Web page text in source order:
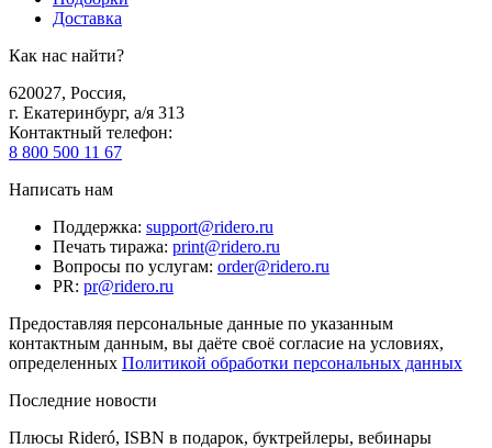
Доставка
Как нас найти?
620027, Россия,
г. Екатеринбург, а/я 313
Контактный телефон:
8 800 500 11 67
Написать нам
Поддержка: support@ridero.ru
Печать тиража: print@ridero.ru
Вопросы по услугам: order@ridero.ru
PR: pr@ridero.ru
Предоставляя персональные данные по указанным
контактным данным, вы даёте своё согласие на условиях,
определенных Политикой обработки персональных данных
Последние новости
Плюсы Rideró, ISBN в подарок, буктрейлеры, вебинары